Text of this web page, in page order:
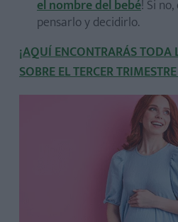
el nombre del bebé! Si
pensarlo y decidirlo.
¡AQUÍ ENCONTRARÁS
SOBRE EL TERCER